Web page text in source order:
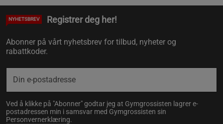
NYHETSBREV Registrer deg her!
Abonner på vårt nyhetsbrev for tilbud, nyheter og
rabattkoder.
Ved å klikke på "Abonner" godtar jeg at Gymgrossisten lagrer e-
postadressen min i samsvar med Gymgrossisten sin
Personvernerklæring.